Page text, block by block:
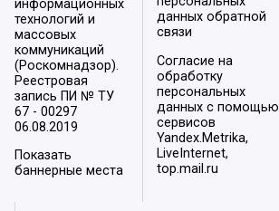
информационных
технологий и
массовых
коммуникаций
(Роскомнадзор).
Реестровая
запись ПИ № ТУ
67 - 00297
06.08.2019
Показать
баннерные места
данных обратной
связи
Согласие на
обработку
персональных
данных с помощью
сервисов
Yandex.Metrika,
LiveInternet,
top.mail.ru